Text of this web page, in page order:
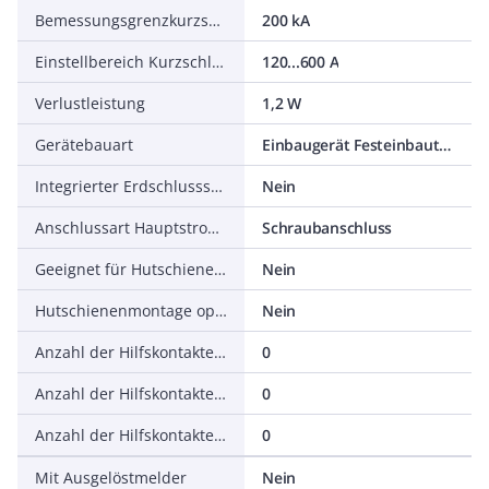
Bemessungsgrenzkurzschlussausschaltstrom Icu bei 400 V, 50 Hz
200 kA
Einstellbereich Kurzschlussauslöser
120...600 A
Verlustleistung
1,2 W
Gerätebauart
Einbaugerät Festeinbautechnik
Integrierter Erdschlussschutz
Nein
Anschlussart Hauptstromkreis
Schraubanschluss
Geeignet für Hutschienenmontage
Nein
Hutschienenmontage optional
Nein
Anzahl der Hilfskontakte als Öffner
0
Anzahl der Hilfskontakte als Schließer
0
Anzahl der Hilfskontakte als Wechsler
0
Mit Ausgelöstmelder
Nein